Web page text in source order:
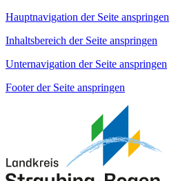
Hauptnavigation der Seite anspringen
Inhaltsbereich der Seite anspringen
Unternavigation der Seite anspringen
Footer der Seite anspringen